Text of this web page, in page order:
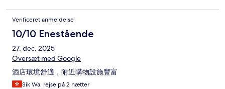
Verificeret anmeldelse
10/10 Enestående
27. dec. 2025
Oversæt med Google
酒店環境舒適，附近購物設施豐富
Sik Wa, rejse på 2 nætter